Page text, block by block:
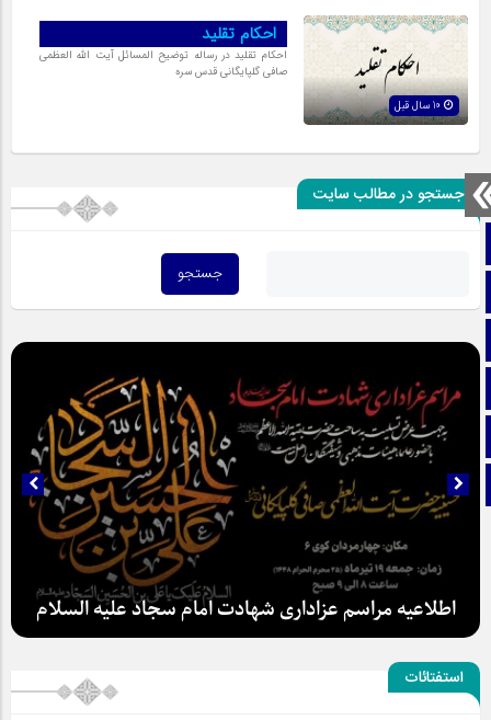
ایتا
آپارات
اینستاگرام
تلگرام
احكام تقليد
احكام تقليد در رساله توضیح المسائل آیت الله العظمی
صافی گلپایگانی قدس سره
جستجو در مطالب سایت
اطلاعیه مراسم عزاداری شهادت امام سجاد علیه السلام
استفتائات